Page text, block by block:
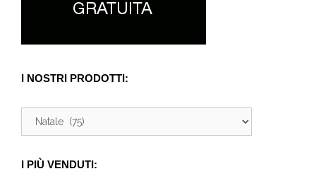
I NOSTRI PRODOTTI:
I PIÙ VENDUTI: